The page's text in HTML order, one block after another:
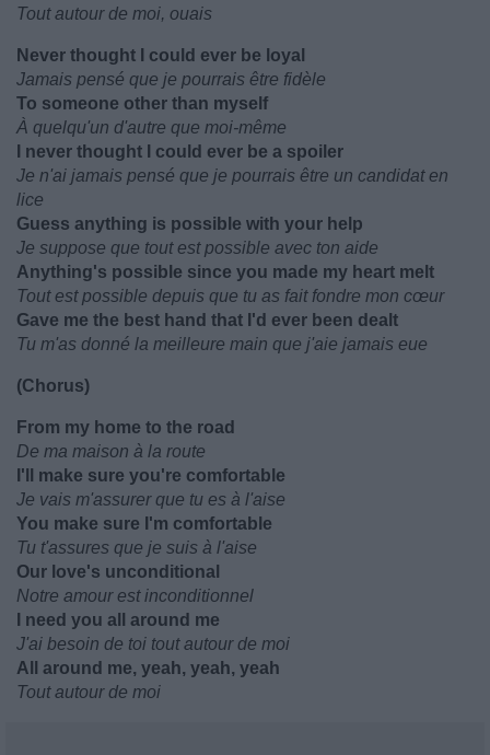
Tout autour de moi, ouais
Never thought I could ever be loyal
Jamais pensé que je pourrais être fidèle
To someone other than myself
À quelqu'un d'autre que moi-même
I never thought I could ever be a spoiler
Je n'ai jamais pensé que je pourrais être un candidat en
lice
Guess anything is possible with your help
Je suppose que tout est possible avec ton aide
Anything's possible since you made my heart melt
Tout est possible depuis que tu as fait fondre mon cœur
Gave me the best hand that I'd ever been dealt
Tu m'as donné la meilleure main que j'aie jamais eue
(Chorus)
From my home to the road
De ma maison à la route
I'll make sure you're comfortable
Je vais m'assurer que tu es à l'aise
You make sure I'm comfortable
Tu t'assures que je suis à l'aise
Our love's unconditional
Notre amour est inconditionnel
I need you all around me
J'ai besoin de toi tout autour de moi
All around me, yeah, yeah, yeah
Tout autour de moi